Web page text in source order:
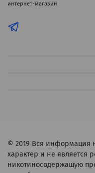
интернет-магазин
© 2019 Вся информация
характер и не является
никотиносодержащую